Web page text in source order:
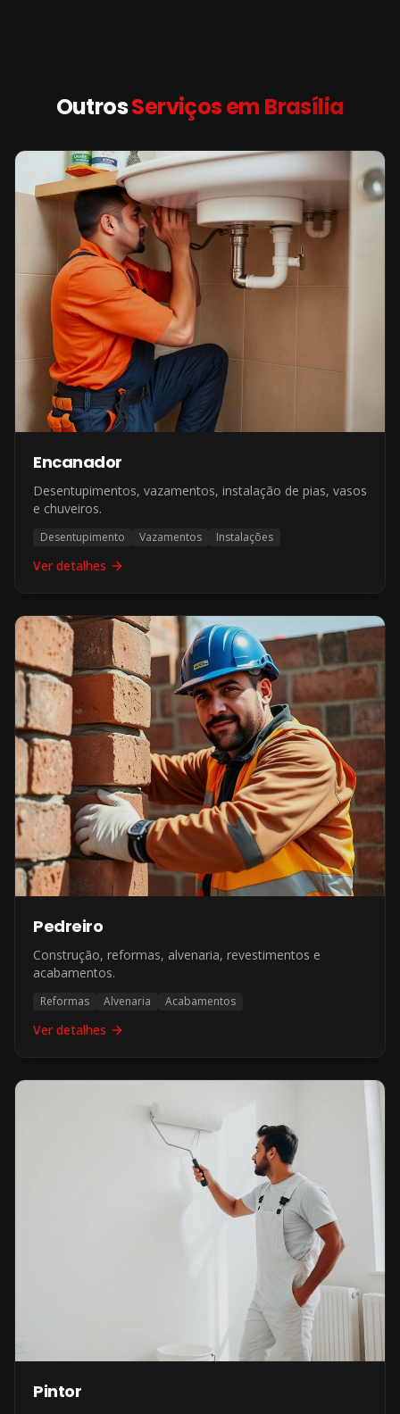
OutrosServiços emBrasília
Encanador
Desentupimentos, vazamentos, instalação de pias, vasos
e chuveiros.
Desentupimento Vazamentos Instalações
Ver detalhes
Pedreiro
Construção, reformas, alvenaria, revestimentos e
acabamentos.
Reformas Alvenaria Acabamentos
Ver detalhes
Pintor